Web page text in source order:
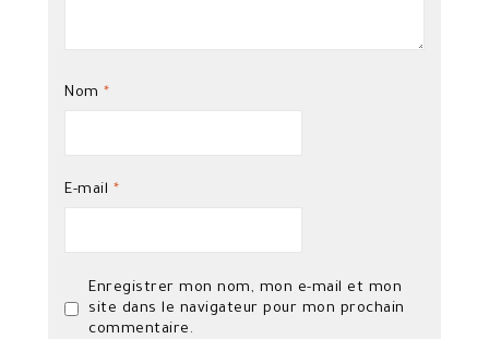
Nom *
E-mail *
Enregistrer mon nom, mon e-mail et mon
site dans le navigateur pour mon prochain
commentaire.